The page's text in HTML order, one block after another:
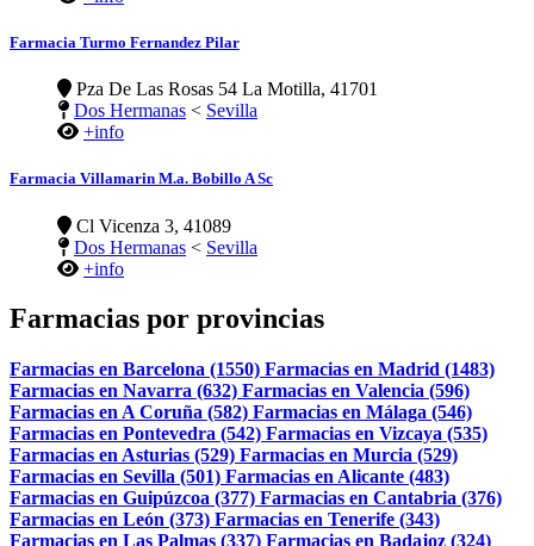
Farmacia Turmo Fernandez Pilar
Pza De Las Rosas 54 La Motilla, 41701
Dos Hermanas < Sevilla
+info
Farmacia Villamarin M.a. Bobillo A Sc
Cl Vicenza 3, 41089
Dos Hermanas < Sevilla
+info
Farmacias por provincias
Farmacias en Barcelona (1550) Farmacias en Madrid (1483)
Farmacias en Navarra (632) Farmacias en Valencia (596)
Farmacias en A Coruña (582) Farmacias en Málaga (546)
Farmacias en Pontevedra (542) Farmacias en Vizcaya (535)
Farmacias en Asturias (529) Farmacias en Murcia (529)
Farmacias en Sevilla (501) Farmacias en Alicante (483)
Farmacias en Guipúzcoa (377) Farmacias en Cantabria (376)
Farmacias en León (373) Farmacias en Tenerife (343)
Farmacias en Las Palmas (337) Farmacias en Badajoz (324)